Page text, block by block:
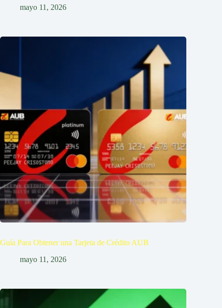
mayo 11, 2026
Guía Para Obtener una Tarjeta de Crédito AUB
mayo 11, 2026